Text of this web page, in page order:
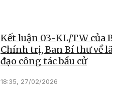
Kết luận 03-KL/TW của
Chính trị, Ban Bí thư về
đạo công tác bầu cử
18:35, 27/02/2026